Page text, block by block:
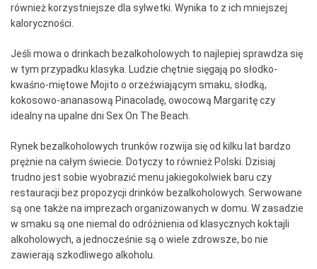
również korzystniejsze dla sylwetki. Wynika to z ich mniejszej
kaloryczności.
Jeśli mowa o drinkach bezalkoholowych to najlepiej sprawdza się
w tym przypadku klasyka. Ludzie chętnie sięgają po słodko-
kwaśno-miętowe Mojito o orzeźwiającym smaku, słodką,
kokosowo-ananasową Pinacoladę, owocową Margaritę czy
idealny na upalne dni Sex On The Beach.
Rynek bezalkoholowych trunków rozwija się od kilku lat bardzo
prężnie na całym świecie. Dotyczy to również Polski. Dzisiaj
trudno jest sobie wyobrazić menu jakiegokolwiek baru czy
restauracji bez propozycji drinków bezalkoholowych. Serwowane
są one także na imprezach organizowanych w domu. W zasadzie
w smaku są one niemal do odróżnienia od klasycznych koktajli
alkoholowych, a jednocześnie są o wiele zdrowsze, bo nie
zawierają szkodliwego alkoholu.